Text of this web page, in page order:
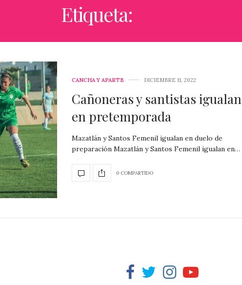
Etiqueta:
CANCHA Y APARTE DICIEMBRE 11, 2022
Cañoneras y santistas igualan
en pretemporada
Mazatlán y Santos Femenil igualan en duelo de
preparación Mazatlán y Santos Femenil igualan en…
0 COMPARTIDO